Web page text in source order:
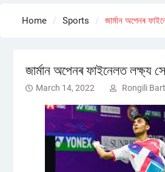
Home Sports জাৰ্মান অপেনৰ
জাৰ্মান অপেনৰ ফাইনেলত লক্ষ্য
March 14, 2022 Rongili